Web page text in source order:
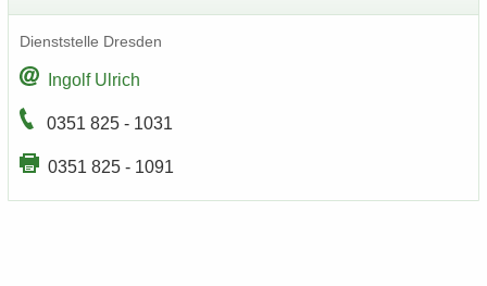
Dienst­stel­le Dres­den
In­golf Ul­rich
0351 825 - 1031
0351 825 - 1091